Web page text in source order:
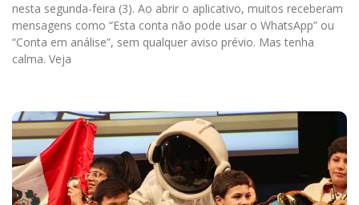
nesta segunda-feira (3). Ao abrir o aplicativo, muitos receberam
mensagens como “Esta conta não pode usar o WhatsApp” ou
“Conta em análise”, sem qualquer aviso prévio. Mas tenha
calma. Veja